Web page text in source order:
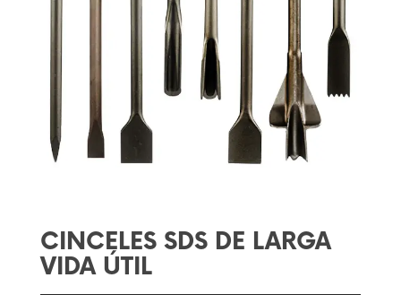
CINCELES SDS DE LARGA
VIDA ÚTIL